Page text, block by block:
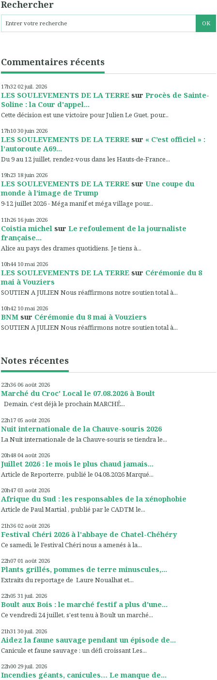
Rechercher
Commentaires récents
17h32 02 juil. 2026
LES SOULEVEMENTS DE LA TERRE sur Procès de Sainte-
Soline : la Cour d'appel...
Cette décision est une victoire pour Julien Le Guet, pour...
17h10 30 juin 2026
LES SOULEVEMENTS DE LA TERRE sur « C’est officiel » :
l’autoroute A69...
Du 9 au 12 juillet, rendez-vous dans les Hauts-de-France...
19h23 18 juin 2026
LES SOULEVEMENTS DE LA TERRE sur Une coupe du
monde à l’image de Trump
9-12 juillet 2026 - Méga manif et méga village pour...
11h26 16 juin 2026
Coistia michel sur Le refoulement de la journaliste
française...
Alice au pays des drames quotidiens. Je tiens à...
10h44 10 mai 2026
LES SOULEVEMENTS DE LA TERRE sur Cérémonie du 8
mai à Vouziers
SOUTIEN A JULIEN Nous réaffirmons notre soutien total à...
10h42 10 mai 2026
BNM sur Cérémonie du 8 mai à Vouziers
SOUTIEN A JULIEN Nous réaffirmons notre soutien total à...
Notes récentes
22h36 06 août 2026
Marché du Croc' Local le 07.08.2026 à Boult
Demain, c'est déjà le prochain MARCHÉ...
22h17 05 août 2026
Nuit internationale de la Chauve-souris 2026
La Nuit internationale de la Chauve-souris se tiendra le...
20h48 04 août 2026
Juillet 2026 : le mois le plus chaud jamais...
Article de Reporterre, publié le 04.08.2026 Marqué...
20h47 03 août 2026
Afrique du Sud : les responsables de la xénophobie
Article de Paul Martial , publié par le CADTM le...
21h36 02 août 2026
Festival Chéri 2026 à l'abbaye de Chatel-Chéhéry
Ce samedi, le Festival Chéri nous a amenés à la...
22h07 01 août 2026
Plants grillés, pommes de terre minuscules,...
Extraits du reportage de Laure Noualhat et...
22h05 31 juil. 2026
Boult aux Bois : le marché festif a plus d'une...
Ce vendredi 24 juillet, s'est tenu à Boult un marché...
21h31 30 juil. 2026
Aidez la faune sauvage pendant un épisode de...
Canicule et faune sauvage : un défi croissant Les...
22h00 29 juil. 2026
Incendies géants, canicules… Le manque de...